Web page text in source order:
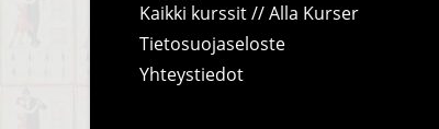
Kaikki kurssit // Alla Kurser
Tietosuojaseloste
Yhteystiedot